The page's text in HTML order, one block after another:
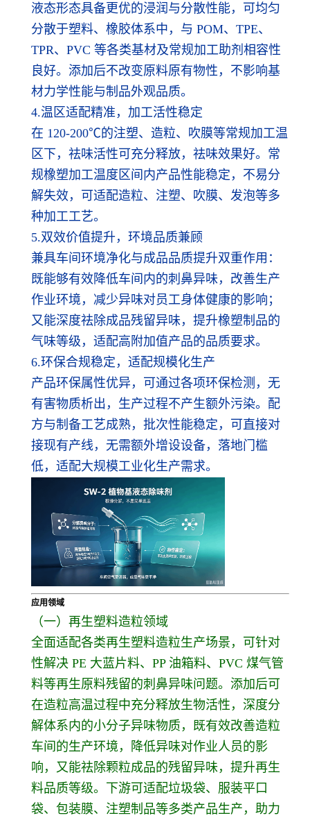
液态形态具备更优的浸润与分散性能，可均匀
分散于塑料、橡胶体系中，与 POM、TPE、
TPR、PVC 等各类基材及常规加工助剂相容性
良好。添加后不改变原料原有物性，不影响基
材力学性能与制品外观品质。
4.温区适配精准，加工活性稳定
在 120-200℃的注塑、造粒、吹膜等常规加工温
区下，祛味活性可充分释放，祛味效果好。常
规橡塑加工温度区间内产品性能稳定，不易分
解失效，可适配造粒、注塑、吹膜、发泡等多
种加工工艺。
5.双效价值提升，环境品质兼顾
兼具车间环境净化与成品品质提升双重作用：
既能够有效降低车间内的刺鼻异味，改善生产
作业环境，减少异味对员工身体健康的影响；
又能深度祛除成品残留异味，提升橡塑制品的
气味等级，适配高附加值产品的品质要求。
6.环保合规稳定，适配规模化生产
产品环保属性优异，可通过各项环保检测，无
有害物质析出，生产过程不产生额外污染。配
方与制备工艺成熟，批次性能稳定，可直接对
接现有产线，无需额外增设设备，落地门槛
低，适配大规模工业化生产需求。
应用领域
（一）再生塑料造粒领域
全面适配各类再生塑料造粒生产场景，可针对
性解决 PE 大蓝片料、PP 油箱料、PVC 煤气管
料等再生原料残留的刺鼻异味问题。添加后可
在造粒高温过程中充分释放生物活性，深度分
解体系内的小分子异味物质，既有效改善造粒
车间的生产环境，降低异味对作业人员的影
响，又能祛除颗粒成品的残留异味，提升再生
料品质等级。下游可适配垃圾袋、服装平口
袋、包装膜、注塑制品等多类产品生产，助力